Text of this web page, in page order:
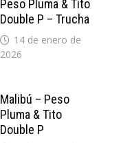
Peso Pluma & Tito
Double P – Trucha
14 de enero de
2026
Malibú – Peso
Pluma & Tito
Double P